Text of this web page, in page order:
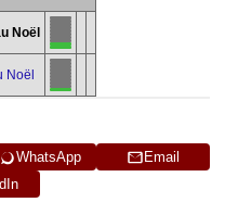
Noël
Noël
WhatsApp
Email